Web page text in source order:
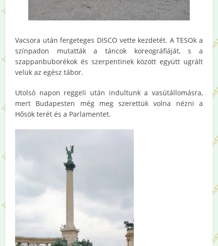
Vacsora után fergeteges DISCO vette kezdetét. A TESOk a
színpadon mutatták a táncok koreográfiáját, s a
szappanbuborékok és szerpentinek között együtt ugrált
velük az egész tábor.
Utolsó napon reggeli után indultunk a vasútállomásra,
mert Budapesten még meg szerettük volna nézni a
Hősök terét és a Parlamentet.